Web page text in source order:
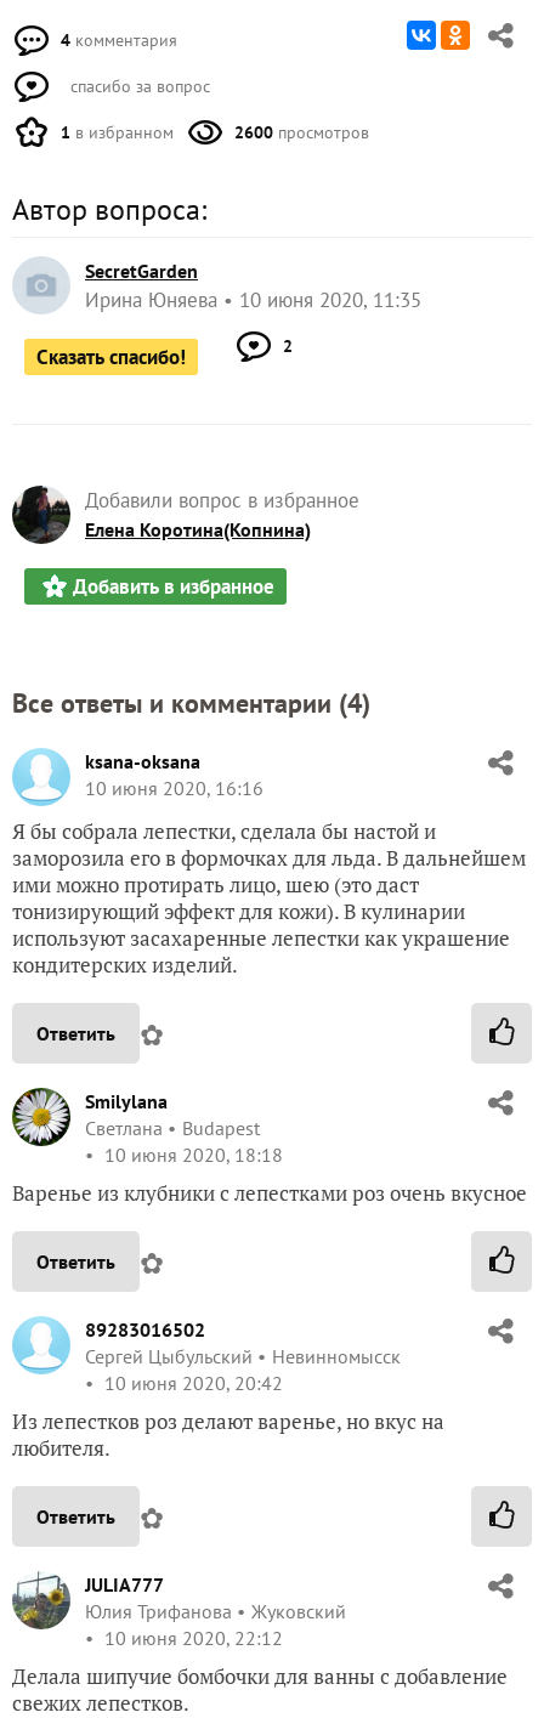
4 комментария
спасибо за вопрос
1 в избранном 2600 просмотров
Автор вопроса:
SecretGarden
Ирина Юняева 10 июня 2020, 11:35
Сказать спасибо! 2
Добавили вопрос в избранное
Елена Коротина(Копнина)
Добавить в избранное
Все ответы и комментарии (4)
ksana-oksana
10 июня 2020, 16:16
Я бы собрала лепестки, сделала бы настой и
заморозила его в формочках для льда. В дальнейшем
ими можно протирать лицо, шею (это даст
тонизирующий эффект для кожи). В кулинарии
используют засахаренные лепестки как украшение
кондитерских изделий.
Ответить ✿
Smilylana
Светлана
Budapest
10 июня 2020, 18:18
Варенье из клубники с лепестками роз очень вкусное
Ответить ✿
89283016502
Сергей Цыбульский
Невинномысск
10 июня 2020, 20:42
Из лепестков роз делают варенье, но вкус на
любителя.
Ответить ✿
JULIA777
Юлия Трифанова
Жуковский
10 июня 2020, 22:12
Делала шипучие бомбочки для ванны с добавление
свежих лепестков.